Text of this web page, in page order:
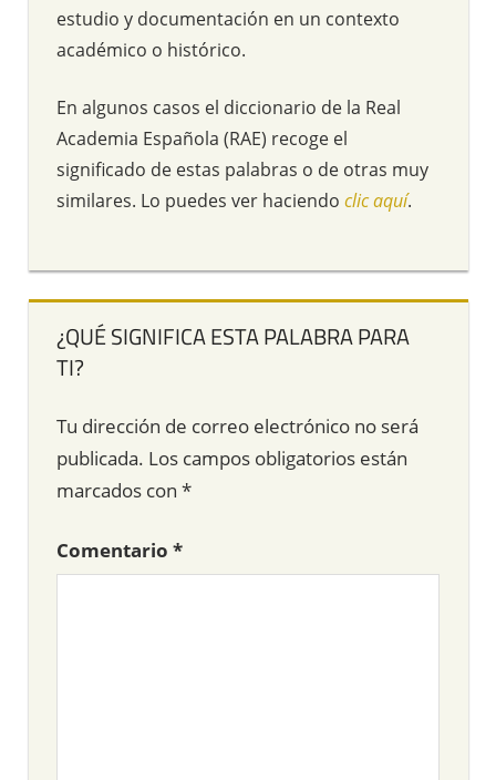
estudio y documentación en un contexto
académico o histórico.
En algunos casos el diccionario de la Real
Academia Española (RAE) recoge el
significado de estas palabras o de otras muy
similares. Lo puedes ver haciendo clic aquí.
¿QUÉ SIGNIFICA ESTA PALABRA PARA
TI?
Tu dirección de correo electrónico no será
publicada. Los campos obligatorios están
marcados con *
Comentario *